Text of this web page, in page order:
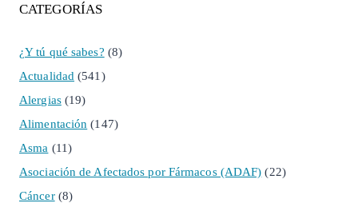
CATEGORÍAS
¿Y tú qué sabes? (8)
Actualidad (541)
Alergias(19)
Alimentación (147)
Asma (11)
Asociación de Afectados por Fármacos (ADAF) (22)
Cáncer(8)